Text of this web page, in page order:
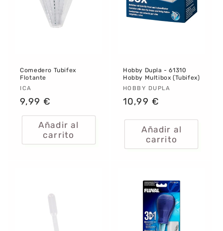
Comedero Tubifex
Flotante
Proveedor:
ICA
Precio
habitual
9,99 €
Añadir al
carrito
Hobby Dupla - 61310
Hobby Multibox (Tubifex)
Proveedor:
HOBBY DUPLA
Precio
10,99 €
Añadir al
carrito